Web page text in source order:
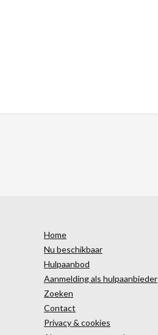
Home
Nu beschikbaar
Hulpaanbod
Aanmelding als hulpaanbieder
Zoeken
Contact
Privacy & cookies